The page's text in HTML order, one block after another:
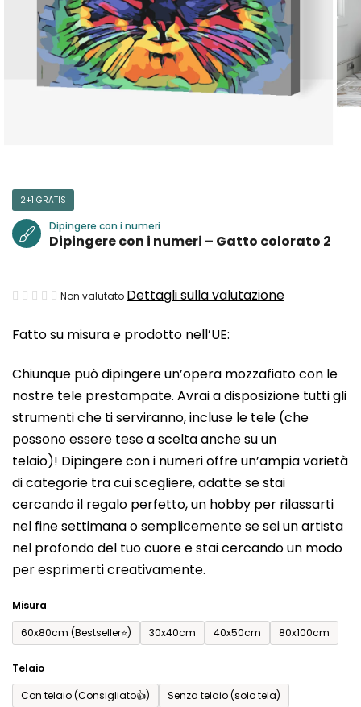
Fatto su misura e prodotto nell’UE:
Chiunque può dipingere un’opera mozzafiato con le
nostre tele prestampate. Avrai a disposizione tutti gli
strumenti che ti serviranno, incluse le tele (che
possono essere tese a scelta anche su un
telaio)! Dipingere con i numeri offre un’ampia varietà
di categorie tra cui scegliere, adatte se stai
cercando il regalo perfetto, un hobby per rilassarti
nel fine settimana o semplicemente se sei un artista
nel profondo del tuo cuore e stai cercando un modo
per esprimerti creativamente.
Misura
60x80cm (Bestseller⭐)
30x40cm 40x50cm 80x100cm
Telaio
Con telaio (Consigliato👍)
Senza telaio (solo tela)
2+1 GRATIS
Dipingere con i numeri
Dipingere con i numeri – Gatto colorato 2
La
media
prodotto
è
0,0
su
5
stelle.
Non valutato Dettagli sulla valutazione